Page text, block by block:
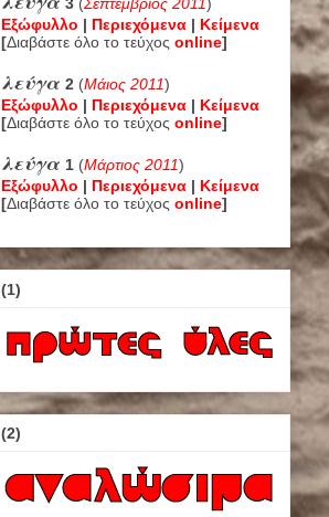
Εξώφυλλο | Περιεχόμενα | Κείμενα
[Διαβάστε όλο το τεύχος online]
λεύγα 2 (Μάιος 2011)
Εξώφυλλο | Περιεχόμενα | Κείμενα
[Διαβάστε όλο το τεύχος online]
λεύγα 1 (Μάρτιος 2011)
Εξώφυλλο | Περιεχόμενα | Κείμενα
[Διαβάστε όλο το τεύχος online]
(1)
(2)